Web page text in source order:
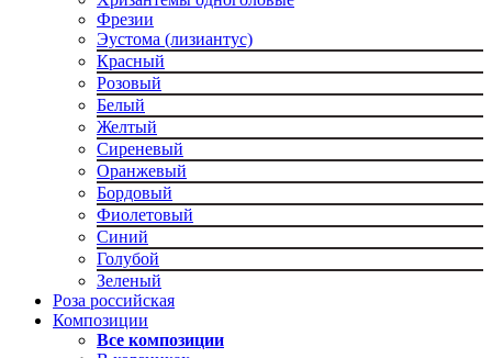
Фрезии
Эустома (лизиантус)
Красный
Розовый
Белый
Желтый
Сиреневый
Оранжевый
Бордовый
Фиолетовый
Синий
Голубой
Зеленый
Роза российская
Композиции
Все композиции